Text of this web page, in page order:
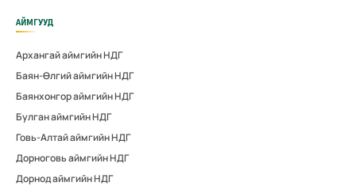
АЙМГУУД
Архангай аймгийн НДГ
Баян-Өлгий аймгийн НДГ
Баянхонгор аймгийн НДГ
Булган аймгийн НДГ
Говь-Алтай аймгийн НДГ
Дорноговь аймгийн НДГ
Дорнод аймгийн НДГ